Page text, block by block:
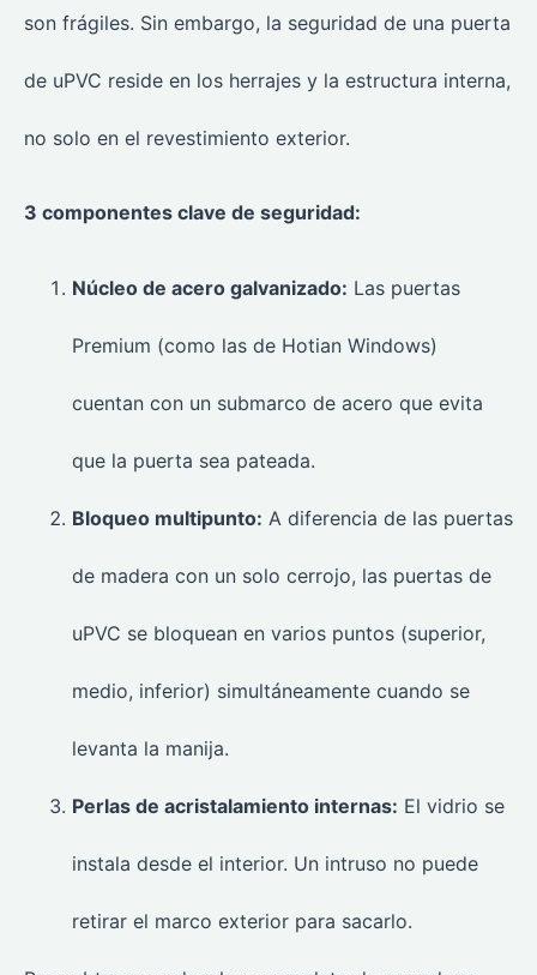
son frágiles. Sin embargo, la seguridad de una puerta
de uPVC reside en los herrajes y la estructura interna,
no solo en el revestimiento exterior.
3 componentes clave de seguridad:
Núcleo de acero galvanizado: Las puertas
Premium (como las de Hotian Windows)
cuentan con un submarco de acero que evita
que la puerta sea pateada.
Bloqueo multipunto: A diferencia de las puertas
de madera con un solo cerrojo, las puertas de
uPVC se bloquean en varios puntos (superior,
medio, inferior) simultáneamente cuando se
levanta la manija.
Perlas de acristalamiento internas: El vidrio se
instala desde el interior. Un intruso no puede
retirar el marco exterior para sacarlo.